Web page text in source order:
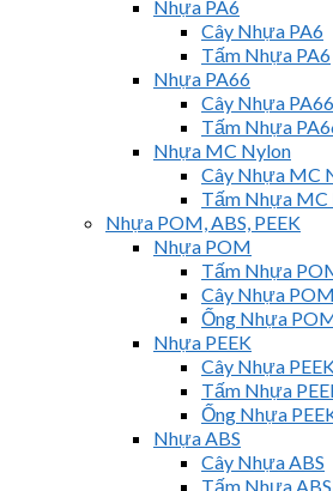
Nhựa PA6
Cây Nhựa PA6
Tấm Nhựa PA6
Nhựa PA66
Cây Nhựa PA66
Tấm Nhựa
Nhựa MC Nylon
Cây Nhựa MC
Tấm Nhựa MC
Nhựa POM, ABS, PEEK
Nhựa POM
Tấm Nhựa
Cây Nhựa POM
Ống Nhựa
Nhựa PEEK
Cây Nhựa
Tấm Nhựa
Ống Nhựa
Nhựa ABS
Cây Nhựa ABS
Tấm Nhựa ABS